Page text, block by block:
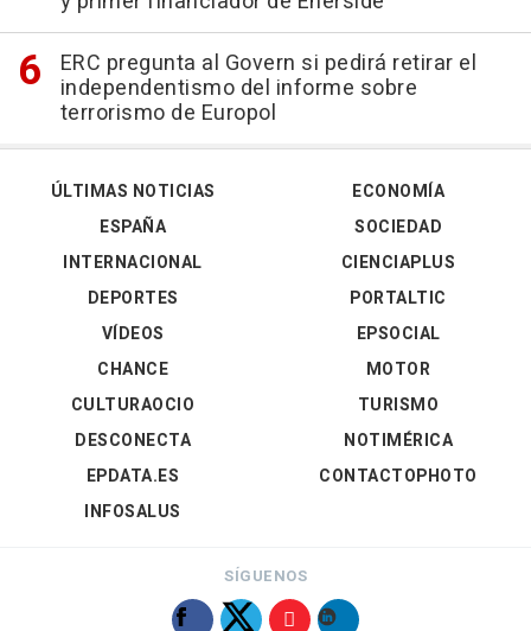
ERC pregunta al Govern si pedirá retirar el
independentismo del informe sobre
terrorismo de Europol
ÚLTIMAS NOTICIAS
ESPAÑA
INTERNACIONAL
DEPORTES
VÍDEOS
ECONOMÍA
SOCIEDAD
CIENCIAPLUS
PORTALTIC
EPSOCIAL
CHANCE
CULTURAOCIO
DESCONECTA
EPDATA.ES
INFOSALUS
MOTOR
TURISMO
NOTIMÉRICA
CONTACTOPHOTO
SÍGUENOS